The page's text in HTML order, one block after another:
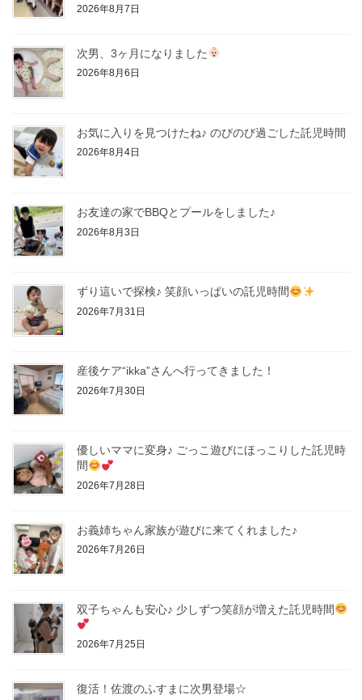
2026年8月7日
次男、3ヶ月になりました
2026年8月6日
お気に入りを見つけたね♪ のびのび過ごした託児時間
2026年8月4日
お友達の家でBBQとプールをしました♪
2026年8月3日
ずり這いで探検♪ 笑顔いっぱいの託児時間
2026年7月31日
産後ケア“ikka”さんへ行ってきました！
2026年7月30日
優しいママに変身♪ ごっこ遊びにほっこりした託児時
間
2026年7月28日
お義姉ちゃん家族が遊びに来てくれました♪
2026年7月26日
双子ちゃんも安心♪ 少しずつ笑顔が増えた託児時間
2026年7月25日
復活！佐渡のふすまに次男登場☆